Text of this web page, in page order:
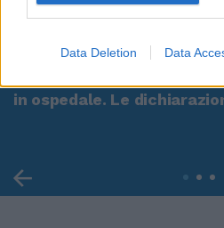
Data Deletion Data
Leonardo Maria Del
in ospedale. Le